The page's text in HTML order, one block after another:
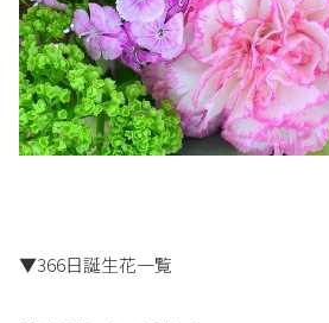
▼366日誕生花一覧